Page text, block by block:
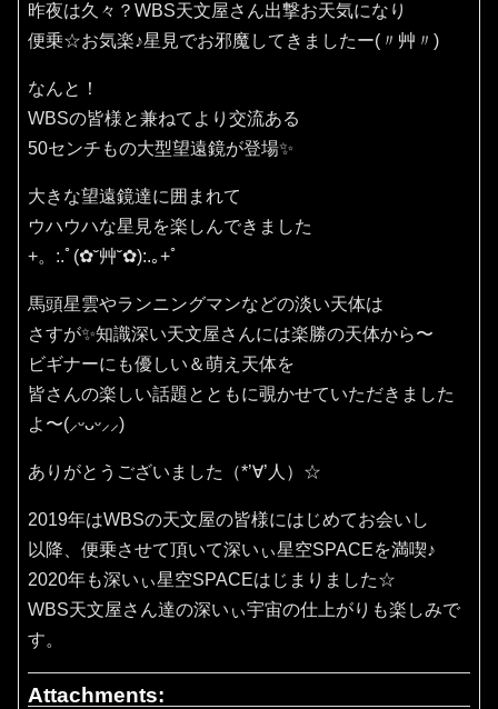
昨夜は久々？WBS天文屋さん出撃お天気になり
便乗☆お気楽♪星見でお邪魔してきましたー(〃艸〃)
なんと！
WBSの皆様と兼ねてより交流ある
50センチもの大型望遠鏡が登場✨
大きな望遠鏡達に囲まれて
ウハウハな星見を楽しんできました
+。:.ﾟ(✿˘艸˘✿):.｡+ﾟ
馬頭星雲やランニングマンなどの淡い天体は
さすが✨知識深い天文屋さんには楽勝の天体から〜
ビギナーにも優しい＆萌え天体を
皆さんの楽しい話題とともに覗かせていただきました
よ〜(⸝ᵕᴗᵕ⸝⸝)
ありがとうございました（*’∀’人）☆
2019年はWBSの天文屋の皆様にはじめてお会いし
以降、便乗させて頂いて深いぃ星空SPACEを満喫♪
2020年も深いぃ星空SPACEはじまりました☆
WBS天文屋さん達の深いぃ宇宙の仕上がりも楽しみで
す。
Attachments: